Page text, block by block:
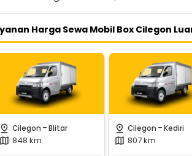
Harga Sewa Mobil Box Cilegon
pin_drop Cilegon -Blitar
map 848 km
pin_drop Cilegon -Kediri
map 807 km